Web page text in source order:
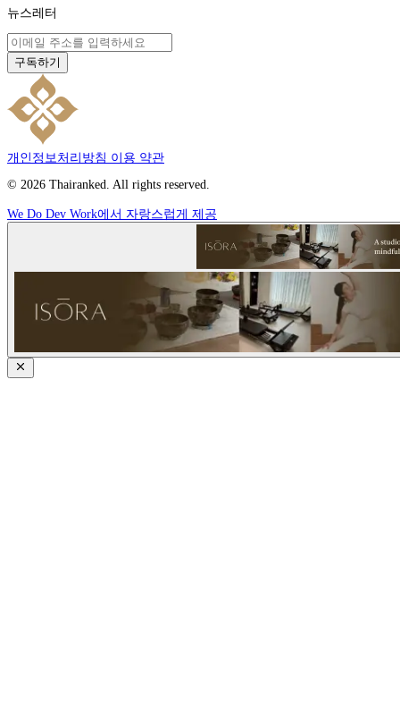
뉴스레터
구독하기
개인정보처리방침 이용 약관
© 2026 Thairanked. All rights reserved.
We Do Dev Work에서 자랑스럽게 제공